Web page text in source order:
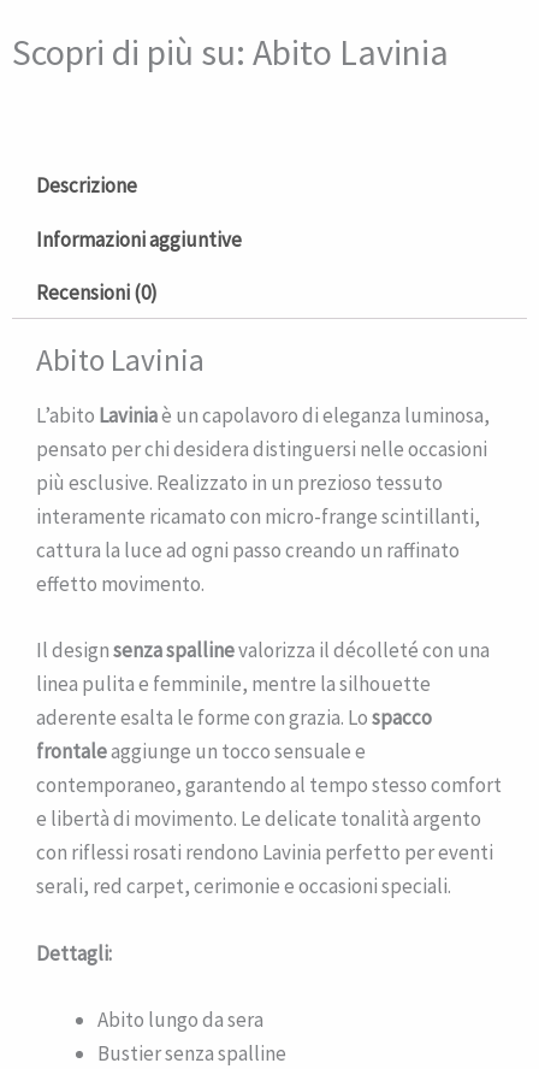
Scopri di più su: Abito Lavinia
Descrizione
Informazioni aggiuntive
Recensioni (0)
Abito Lavinia
L’abito Laviniaè un capolavoro di eleganza luminosa,
pensato per chi desidera distinguersi nelle occasioni
più esclusive. Realizzato in un prezioso tessuto
interamente ricamato con micro-frange scintillanti,
cattura la luce ad ogni passo creando un raffinato
effetto movimento.
Il designsenza spallinevalorizza il décolleté con una
linea pulita e femminile, mentre la silhouette
aderente esalta le forme con grazia. Lospacco
frontaleaggiunge un tocco sensuale e
contemporaneo, garantendo al tempo stesso comfort
e libertà di movimento. Le delicate tonalità argento
con riflessi rosati rendono Lavinia perfetto per eventi
serali, red carpet, cerimonie e occasioni speciali.
Dettagli:
Abito lungo da sera
Bustier senza spalline